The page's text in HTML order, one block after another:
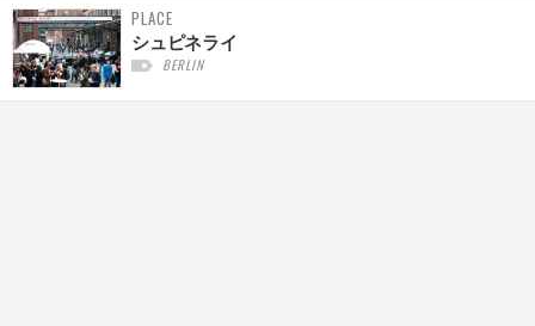
PLACE
シュピネライ
BERLIN